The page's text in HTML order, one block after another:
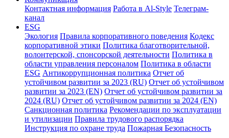
Контактная информация Работа в Al-Style Телеграм-
канал
ESG
Экология Правила корпоративного поведения Кодекс
корпоративной этики Политика благотворительной,
волонтерской, спонсорской деятельности Политика в
области управления персоналом Политика в области
ESG Антикоррупционная политика Отчет об
устойчивом развитии за 2023 (RU) Отчет об устойчивом
развитии за 2023 (EN) Отчет об устойчивом развитии за
2024 (RU) Отчет об устойчивом развитии за 2024 (EN)
Санкционная политика Рекомендации по эксплуатации
и утилизации Правила трудового распорядка
Инструкция по охране труда Пожарная Безопасность